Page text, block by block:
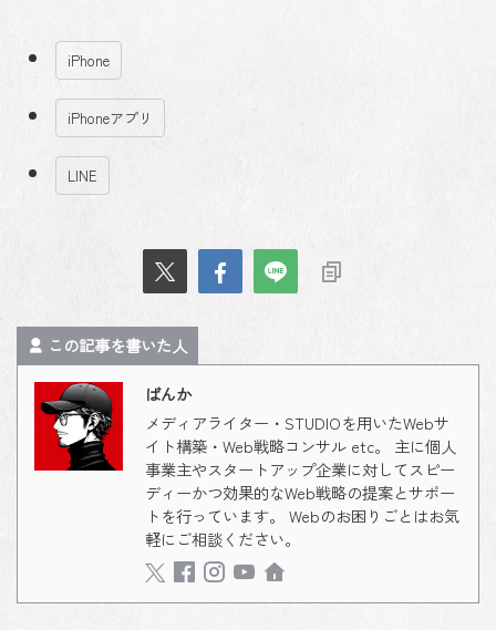
iPhone
iPhoneアプリ
LINE
この記事を書いた人
ばんか
メディアライター・STUDIOを用いたWebサ
イト構築・Web戦略コンサル etc。 主に個人
事業主やスタートアップ企業に対してスピー
ディーかつ効果的なWeb戦略の提案とサポー
トを行っています。 Webのお困りごとはお気
軽にご相談ください。